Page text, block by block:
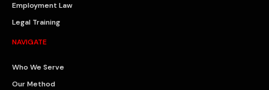
Employment Law
Legal Training
NAVIGATE
Who We Serve
Our Method